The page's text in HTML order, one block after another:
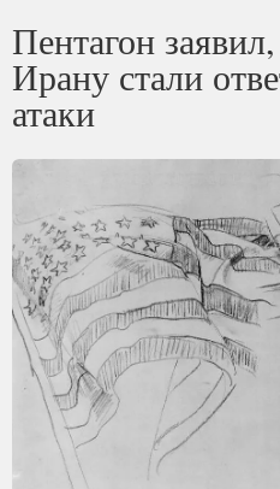
Пентагон
Ирану стали
атаки